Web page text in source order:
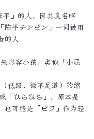
平」的人，因其臭名昭
陈平チンピン」一词被用
的人
形容小孩，类似「小屁
低级、微不足道）的缩
「ひらひら」，原本是
也可能是「ピラ」作为轻